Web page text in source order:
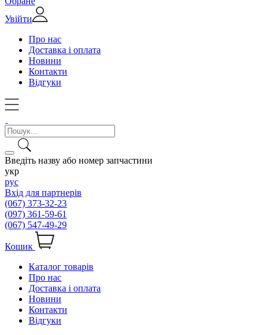
Увійти
Про нас
Доставка і оплата
Новини
Контакти
Відгуки
Введіть назву або номер запчастини
укр
рус
Вхід для партнерів
(067) 373-32-23
(097) 361-59-61
(067) 547-49-29
Кошик
Каталог товарів
Про нас
Доставка і оплата
Новини
Контакти
Відгуки